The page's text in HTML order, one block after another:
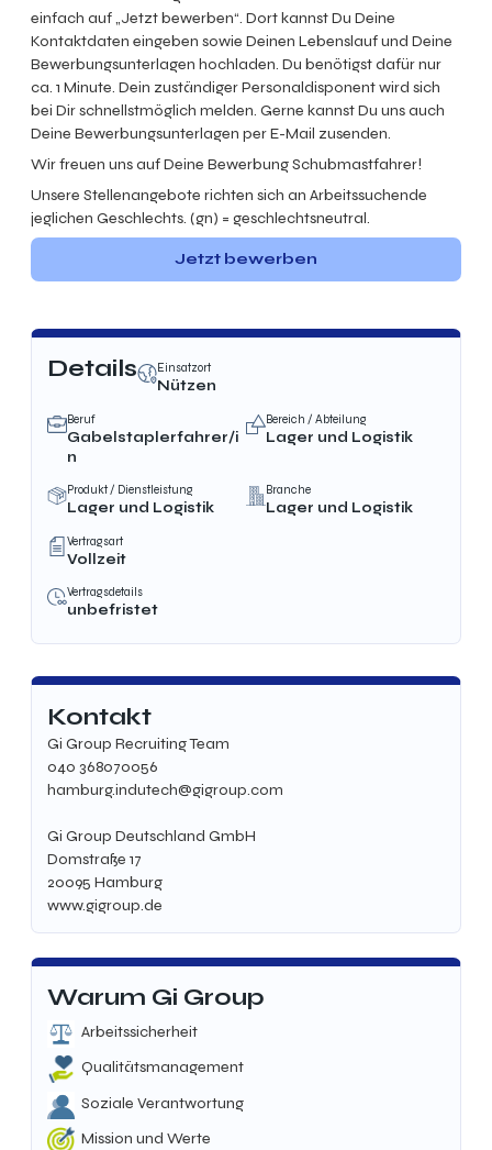
einfach auf „Jetzt bewerben“. Dort kannst Du Deine
Kontaktdaten eingeben sowie Deinen Lebenslauf und Deine
Bewerbungsunterlagen hochladen. Du benötigst dafür nur
ca. 1 Minute. Dein zuständiger Personaldisponent wird sich
bei Dir schnellstmöglich melden. Gerne kannst Du uns auch
Deine Bewerbungsunterlagen per E-Mail zusenden.
Wir freuen uns auf Deine Bewerbung Schubmastfahrer!
Unsere Stellenangebote richten sich an Arbeitssuchende
jeglichen Geschlechts. (gn) = geschlechtsneutral.
Jetzt bewerben
Details Einsatzort
Nützen
Beruf
Gabelstaplerfahrer/i
n
Bereich / Abteilung
Lager und Logistik
Produkt / Dienstleistung
Lager und Logistik
Branche
Lager und Logistik
Vertragsart
Vollzeit
Vertragsdetails
unbefristet
Kontakt
Gi Group Recruiting Team
040 368070056
hamburg.indutech@gigroup.com
Gi Group Deutschland GmbH
Domstraße 17
20095 Hamburg
www.gigroup.de
Warum Gi Group
Arbeitssicherheit
Qualitätsmanagement
Soziale Verantwortung
Mission und Werte